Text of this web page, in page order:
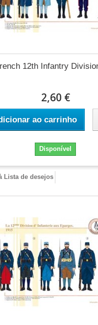
12th Infantry
2,60 €
ao carrinho
Disponível
Lista de desejos